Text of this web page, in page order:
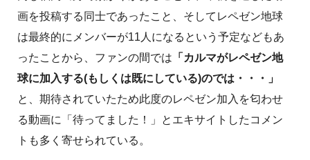
画を投稿する同士であったこと、そしてレペゼン地球
は最終的にメンバーが11人になるという予定などもあ
ったことから、ファンの間では 「カルマがレペゼン地
球に加入する(もしくは既にしている)のでは・・・」
と、期待されていたため此度のレペゼン加入を匂わせ
る動画に「待ってました！」とエキサイトしたコメン
トも多く寄せられている。